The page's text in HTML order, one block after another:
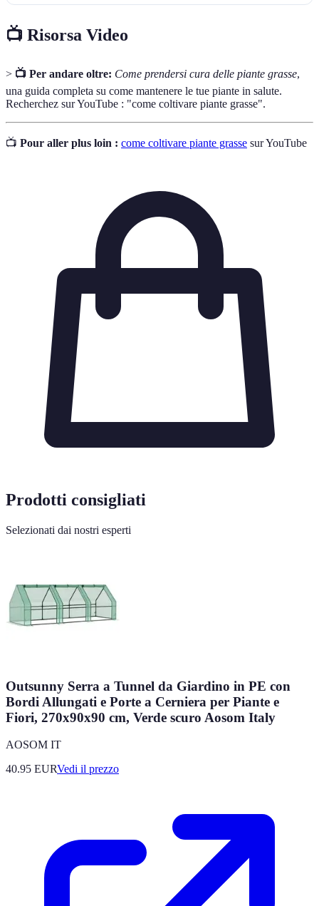
📺 Risorsa Video
> 📺 Per andare oltre: Come prendersi cura delle piante grasse,
una guida completa su come mantenere le tue piante in salute.
Recherchez sur YouTube : "come coltivare piante grasse".
📺 Pour aller plus loin : come coltivare piante grasse sur YouTube
Prodotti consigliati
Selezionati dai nostri esperti
Outsunny Serra a Tunnel da Giardino in PE con
Bordi Allungati e Porte a Cerniera per Piante e
Fiori, 270x90x90 cm, Verde scuro Aosom Italy
AOSOM IT
40.95 EURVedi il prezzo